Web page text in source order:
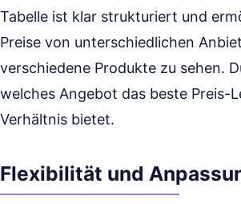
Tabelle ist klar strukturiert und
Preise von unterschiedlichen
verschiedene Produkte zu sehen.
welches Angebot das beste Preis-
Verhältnis bietet.
Flexibilität und